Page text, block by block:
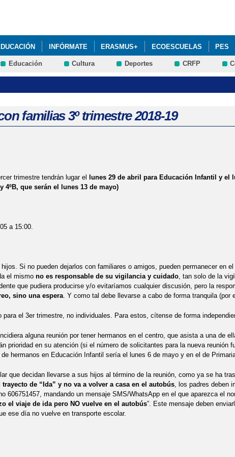
INFÓRMATE ERASMUS+ ECOESCUELAS PES
AMPA LA ASUNCIÓN: RENOVACIÓN DE SU JUNTA DIRECTIVA
AULAS DE FAMILIA ABRIL 2026 EVALUACIÓN DEL ALUMNADO
Educación Cultura Deportes CRFP
familias 3º trimestre 2018-19
trimestre tendrán lugar el
lunes 29 de abril para Educación Infantil y el
4ºB, que serán el lunes 13 de mayo)
a 15:00.
Si no pueden dejarlos con familiares o amigos, pueden permanecer en
el mismo no es responsable de su vigilancia y cuidado, tan solo de la
que pudiera producirse y/o evitaríamos cualquier discusión, pero la
sino una espera. Y como tal debe llevarse a cabo de forma tranquila (por
el 3er trimestre, no individuales. Para estos, cítense de forma
alguna reunión por tener hermanos en el centro, que asista a una de
prioridad en su atención (si el número de solicitantes para la nueva reunión
hermanos en Educación Infantil sería el lunes 6 de mayo y en el de
que decidan llevarse a sus hijos al término de la reunión, como ya se ha
trayecto de “Ida” y no va a volver a casa en el autobús, los padres deben
606751457, mandando un mensaje SMS/WhatsApp en el que aparezca el
el viaje de ida pero NO vuelve en el autobús”. Este mensaje deben
ese día no vuelve en transporte escolar.